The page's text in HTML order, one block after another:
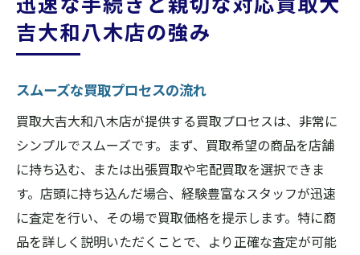
吉大和八木店の強み
スムーズな買取プロセスの流れ
買取大吉大和八木店が提供する買取プロセスは、非常に
シンプルでスムーズです。まず、買取希望の商品を店舗
に持ち込む、または出張買取や宅配買取を選択できま
す。店頭に持ち込んだ場合、経験豊富なスタッフが迅速
に査定を行い、その場で買取価格を提示します。特に商
品を詳しく説明いただくことで、より正確な査定が可能